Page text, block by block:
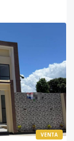
VENTA